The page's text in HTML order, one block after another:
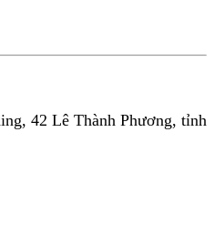
42 Lê Thành Phương, tỉnh